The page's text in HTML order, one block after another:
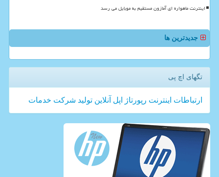
اینترنت ماهواره ای آمازون مستقیم به موبایل می رسد
جدیدترین ها
تگهای اچ پی
ارتباطات اینترنت رپورتاژ اپل آنلاین تولید شركت خدمات